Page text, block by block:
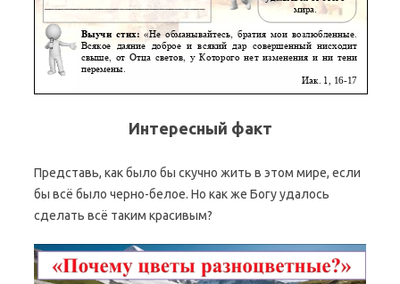
Интересный факт
Представь, как было бы скучно жить в этом мире, если
бы всё было черно-белое. Но как же Богу удалось
сделать всё таким красивым?